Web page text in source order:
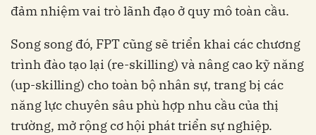
đảm nhiệm vai trò lãnh đạo ở quy mô toàn cầu.
Song song đó, FPT cũng sẽ triển khai các chương
trình đào tạo lại (re-skilling) và nâng cao kỹ năng
(up-skilling) cho toàn bộ nhân sự, trang bị các
năng lực chuyên sâu phù hợp nhu cầu của thị
trường, mở rộng cơ hội phát triển sự nghiệp.